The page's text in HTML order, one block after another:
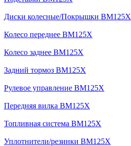
Диски колесные/Покрышки BM125X
Колесо переднее BM125X
Колесо заднее BM125X
Задний тормоз BM125X
Рулевое управление BM125X
Передняя вилка BM125X
Топливная система BM125X
Уплотнители/резинки BM125X